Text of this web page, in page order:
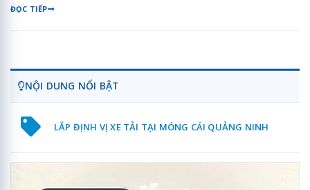
ĐỌC TIẾP
NỘI DUNG NỔI BẬT
LẮP ĐỊNH VỊ XE TẢI TẠI MÓNG CÁI QUẢNG NINH